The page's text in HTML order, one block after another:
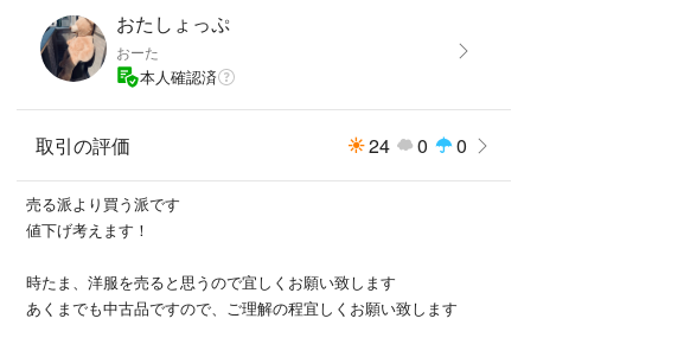
おたしょっぷ
おーた
本人確認済
取引の評価 24 0 0
売る派より買う派です
値下げ考えます！
時たま、洋服を売ると思うので宜しくお願い致します
あくまでも中古品ですので、ご理解の程宜しくお願い致します